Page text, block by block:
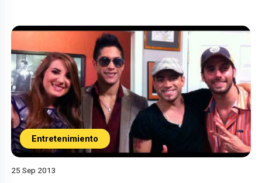
Entretenimiento
25 Sep 2013